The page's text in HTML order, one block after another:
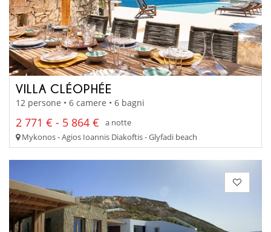
VILLA CLÉOPHÉE
12 persone • 6 camere • 6 bagni
2 771 € - 5 864 €
a notte
Mykonos - Agios Ioannis Diakoftis - Glyfadi beach